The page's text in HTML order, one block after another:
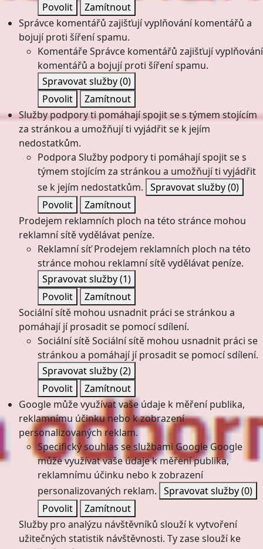
Povolit
Zamítnout
Správce komentářů zajišťují vyplňování komentářů a
bojují proti šíření spamu.
KomentářeSprávce komentářů zajišťují vyplňování
komentářů a bojují proti šíření spamu.
Spravovat služby(0)
Povolit
Zamítnout
Služby podpory ti pomáhají spojit se s týmem stojícím
za stránkou a umožňují ti vyjádřit se k jejím
nedostatkům.
Podpora Služby podpory ti pomáhají spojit se s
týmem stojícím za stránkou a umožňují ti vyjádřit
se k jejím nedostatkům. Spravovat služby(0)
Povolit
Zamítnout
Prodejem reklamních ploch na této stránce mohou
reklamní sítě vydělávat peníze.
Reklamní síť Prodejem reklamních ploch na této
stránce mohou reklamní sítě vydělávat peníze.
Spravovat služby(1)
Povolit
Zamítnout
Sociální sítě mohou usnadnit práci se stránkou a
pomáhají jí prosadit se pomocí sdílení.
Sociální sítěSociální sítě mohou usnadnit práci se
stránkou a pomáhají jí prosadit se pomocí sdílení.
Spravovat služby(2)
Povolit
Zamítnout
Google může využívat vaše údaje k měření publika,
reklamnímu účinku nebo k zobrazení
personalizovaných reklam.
Specifický souhlas se službami Google Google
může využívat vaše údaje k měření publika,
reklamnímu účinku nebo k zobrazení
personalizovaných reklam. Spravovat služby(0)
Povolit
Zamítnout
Služby pro analýzu návštěvníků slouží k vytvoření
užitečných statistik návštěvnosti. Ty zase slouží ke